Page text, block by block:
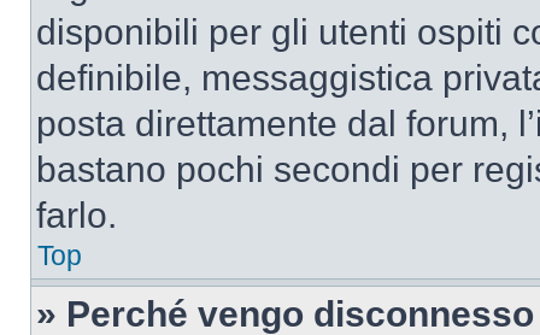
disponibili per gli utenti ospiti
definibile, messaggistica
posta direttamente dal forum,
bastano pochi secondi per
farlo.
Top
» Perché vengo